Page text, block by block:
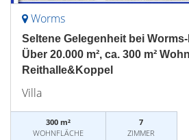
Worms
Seltene Gelegenheit bei
Über 20.000 m², ca. 300 m²
Reithalle&Koppel
Villa
300 m²
WOHNFLÄCHE
7
ZIMMER